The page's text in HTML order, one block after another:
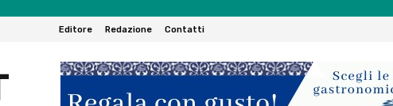
Editore Redazione Contatti